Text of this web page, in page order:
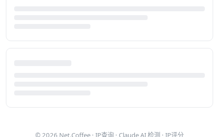
© 2026 Net.Coffee · IP查询 · Claude AI 检测 · IP评分